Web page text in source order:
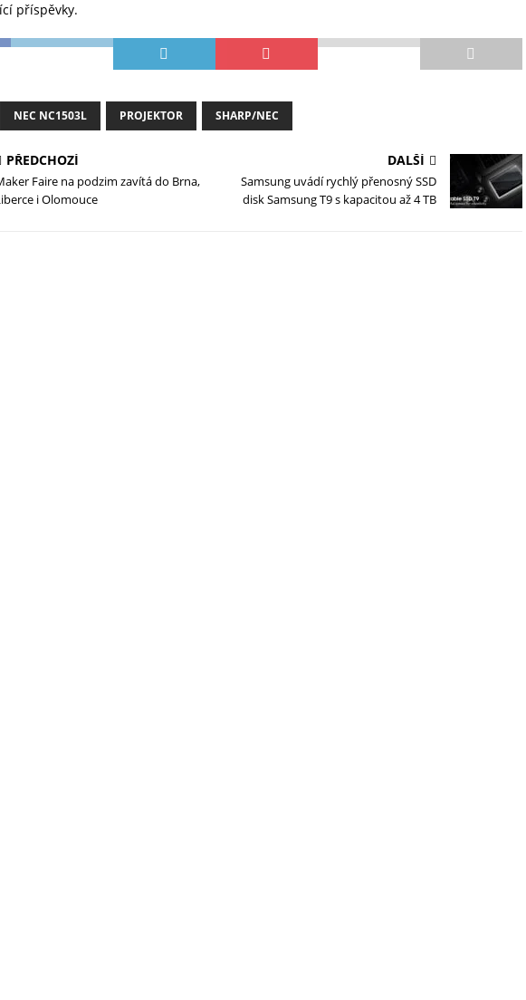
příspěvky.
NEC NC1503L PROJEKTOR SHARP/NEC
PŘEDCHOZÍ
Faire na podzim zavítá do Brna,
i Olomouce
DALŠÍ
Samsung uvádí rychlý přenosný SSD
disk Samsung T9 s kapacitou až 4 TB